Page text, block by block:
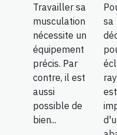
Travailler sa
musculation
nécessite un
équipement
précis. Par
contre, il est
aussi
possible de
bien...
sa
est